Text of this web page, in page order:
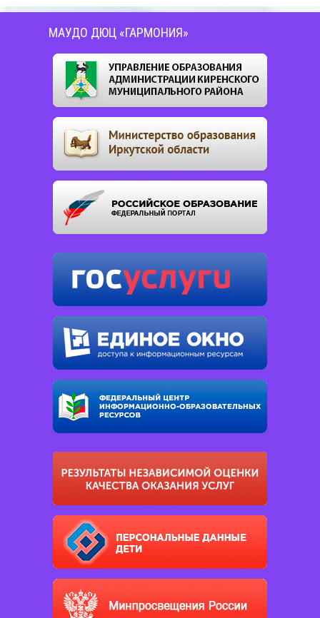
МАУДО ДЮЦ «ГАРМОНИЯ»